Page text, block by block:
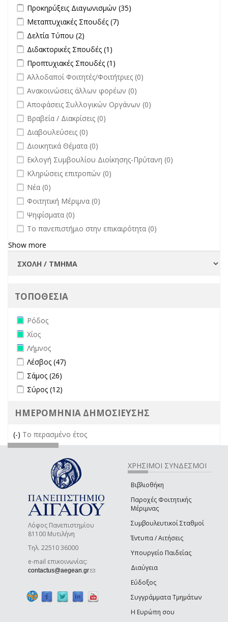
Apply Προκηρύξεις Διαγωνισμών filter
Προκηρύξεις Διαγωνισμών (35)
Apply Μεταπτυχιακές Σπουδές filter
Μεταπτυχιακές Σπουδές (7)
Apply Δελτία Τύπου filter
Δελτία Τύπου (2)
Apply Διδακτορικές Σπουδές filter
Διδακτορικές Σπουδές (1)
Apply Προπτυχιακές Σπουδές filter
Προπτυχιακές Σπουδές (1)
undefined
Αλλοδαποί Φοιτητές/Φοιτήτριες (0)
undefined
Ανακοινώσεις άλλων φορέων (0)
undefined
Αποφάσεις Συλλογικών Οργάνων (0)
undefined
Βραβεία / Διακρίσεις (0)
undefined
Διαβουλεύσεις (0)
undefined
Διοικητικά Θέματα (0)
undefined
Εκλογή Συμβουλίου Διοίκησης-Πρύτανη (0)
undefined
Κληρώσεις επιτροπών (0)
undefined
Νέα (0)
undefined
Φοιτητική Μέριμνα (0)
undefined
Ψηφίσματα (0)
undefined
Το πανεπιστήμιο στην επικαιρότητα (0)
Show more
ΤΟΠΟΘΕΣΙΑ
Remove Ρόδος filter
Ρόδος
Remove Χίος filter
Χίος
Remove Λήμνος filter
Λήμνος
Apply Λέσβος filter
Λέσβος (47)
Apply Σάμος filter
Σάμος (26)
Apply Σύρος filter
Σύρος (12)
ΗΜΕΡΟΜΗΝΙΑ ΔΗΜΟΣΙΕΥΣΗΣ
(-) Remove Το περασμένο έτος filter
Το περασμένο έτος
Λόφος Πανεπιστημίου
81100 Μυτιλήνη
Τηλ. 22510 36000
e-mail επικοινωνίας:
contactus@aegean.gr(link sends e-mail)
ΧΡΗΣΙΜΟΙ ΣΥΝΔΕΣΜΟΙ
Βιβλιοθήκη
Παροχές Φοιτητικής
Μέριμνας
Συμβουλευτικοί Σταθμοί
Έντυπα / Αιτήσεις
Υπουργείο Παιδείας
Διαύγεια
Εύδοξος
Συγγράμματα Τμημάτων
Η Ευρώπη σου